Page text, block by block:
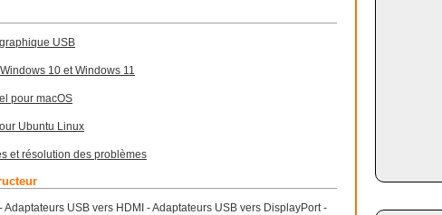
USB
10 et Windows 11
pour macOS
Ubuntu Linux
et résolution des problèmes
Adaptateurs USB vers HDMI - Adaptateurs USB vers DisplayPort -